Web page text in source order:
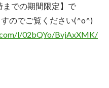
までの期間限定】で
のでご覧ください(^o^)
l/02bQYo/BvjAxXMK/